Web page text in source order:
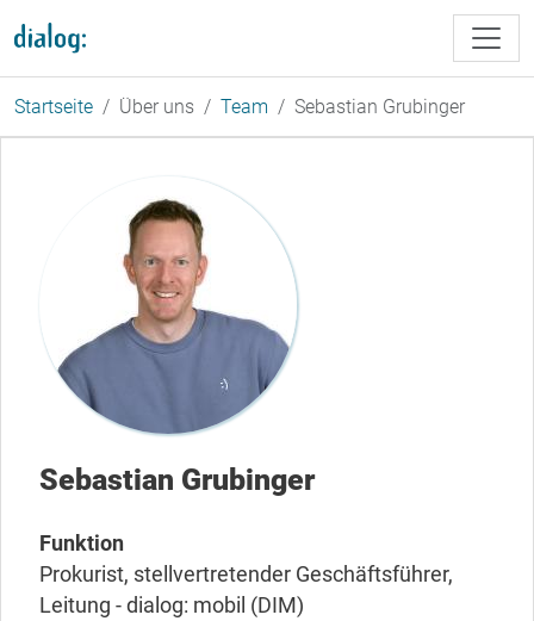
Startseite Über uns Team Sebastian Grubinger
Sebastian Grubinger
Funktion
Prokurist, stellvertretender Geschäftsführer,
Leitung - dialog: mobil (DIM)